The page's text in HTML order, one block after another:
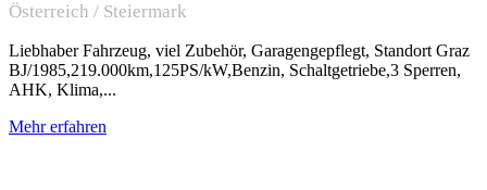
Österreich / Steiermark
Liebhaber Fahrzeug, viel Zubehör, Garagengepflegt, Standort Graz
BJ/1985,219.000km,125PS/kW,Benzin, Schaltgetriebe,3 Sperren,
AHK, Klima,...
Mehr erfahren